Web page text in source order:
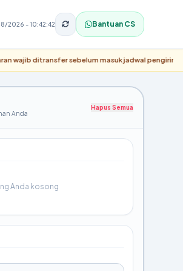
2026 - 10:42:42 Bantuan CS
sebelum masuk jadwal
Anda
Hapus Semua
Anda kosong